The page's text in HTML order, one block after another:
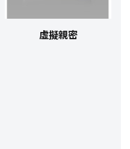
虛擬親密